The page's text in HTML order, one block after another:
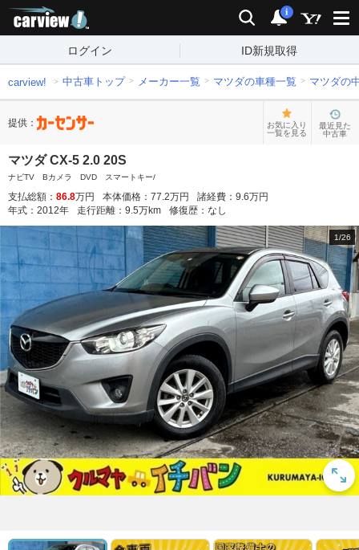
検索 通知
i
ログイン ID新規取得
carview! 中古車トップ メーカー一覧 マツダの車種一覧 マツダの
提供：
お気に入り
一覧を見る
最近見た
中古車
マツダ CX-5 2.0 20S
ナビTV Bカメラ DVD スマートキー/
支払総額： 86.8万円 本体価格： 77.2万円 諸経費： 9.6万円
年式： 2012年 走行距離： 9.5万km 修復歴： なし
1/26